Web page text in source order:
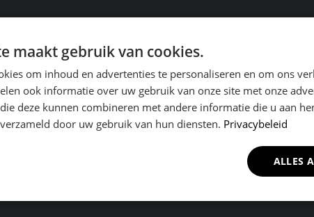
aan voor particulieren en zakelijke klanten.
en netjes achter.
maakt gebruik van cookies.
om inhoud en advertenties te personaliseren en om ons
ook informatie over uw gebruik van onze site met onze
deze kunnen combineren met andere informatie die u aan
door uw gebruik van hun diensten. Privacybeleid
ALLES